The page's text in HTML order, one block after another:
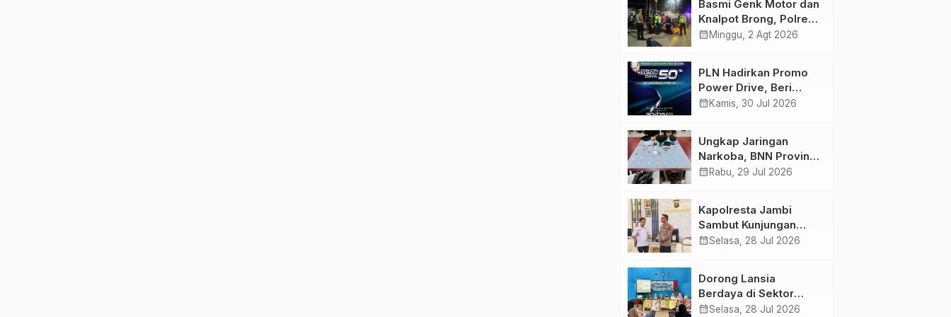
Semakin Skena
Basmi Genk Motor dan
Knalpot Brong, Polres
Tanjab Barat Amankan
calendar_month Minggu, 2 Agt 2026
PLN Hadirkan Promo
Power Drive, Beri
Diskon Tambah Daya
calendar_month Kamis, 30 Jul 2026
Ungkap Jaringan
Narkoba, BNN Provinsi
Jambi dan Bea Cukai
Butir Ekstasi dan 146
Gram Sabu
calendar_month Rabu, 29 Jul 2026
Kapolresta Jambi
Sambut Kunjungan
Ketua dan Pengurus
Kolaborasi
calendar_monthSelasa, 28 Jul 2026
Dorong Lansia
Berdaya di Sektor
Hijau, Pertamina EP
calendar_monthSelasa, 28 Jul 2026